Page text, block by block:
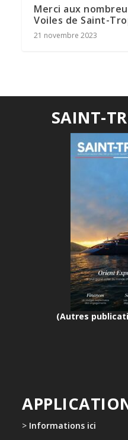
Merci aux
Voiles de Saint-
21 novembre 2023
SAINT-
(Autres
> Informations ici